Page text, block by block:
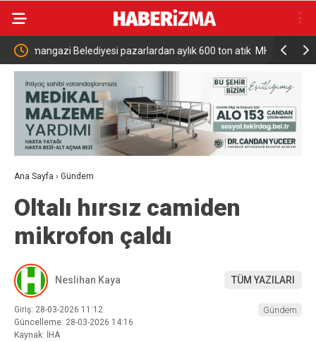
aylık 600 ton atık MHP Talas İlçe Başkanlığı’nda Kayhan Saraç güven
tazeledi
Ana Sayfa › Gündem
Oltalı hırsız camiden
mikrofon çaldı
Neslihan Kaya TÜM YAZILARI
Giriş: 28-03-2026 11:12
Güncelleme: 28-03-2026 14:16
Kaynak: İHA
Gündem